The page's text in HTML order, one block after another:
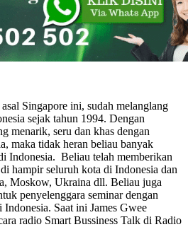
Singapore ini, sudah melanglang
sejak tahun 1994. Dengan
menarik, seru dan khas dengan
maka tidak heran beliau banyak
Indonesia. Beliau telah memberikan
hampir seluruh kota di Indonesia dan
Moskow, Ukraina dll. Beliau juga
penyelenggara seminar dengan
Saat ini James Gwee
radio Smart Bussiness Talk di Radio